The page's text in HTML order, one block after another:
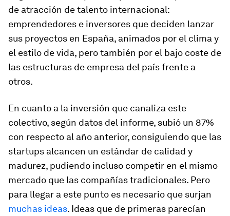
de atracción de talento internacional:
emprendedores e inversores que deciden lanzar
sus proyectos en España, animados por el clima y
el estilo de vida, pero también por el bajo coste de
las estructuras de empresa del país frente a
otros.
En cuanto a la inversión que canaliza este
colectivo, según datos del informe, subió un 87%
con respecto al año anterior, consiguiendo que las
startups alcancen un estándar de calidad y
madurez, pudiendo incluso competir en el mismo
mercado que las compañías tradicionales. Pero
para llegar a este punto es necesario que surjan
muchas ideas. Ideas que de primeras parecían